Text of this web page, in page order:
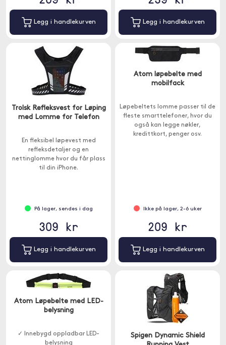
Legg i handlekurven Legg i handlekurven
Trolsk Refleksvest for Løping
med Lomme for Telefon
En fleksibel løpevest med
refleksdetaljer og en
nettinglomme hvor du får plass
til din iPhone.
På lager, sendes i dag
309 kr
Legg i handlekurven
Atom løpebelte med
mobilfack
Løpebeltets lomme passer til de
fleste smarttelefoner, hvor du
også kan legge nøkler,
kredittkort, penger osv.
Ikke på lager, 2-6 uker
209 kr
Legg i handlekurven
Atom Løpebelte med LED-
belysning
✓ Innebygd oppladbar LED-
belysning
Spigen Dynamic Shield